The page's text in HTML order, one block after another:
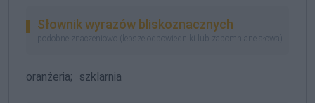
Słownik wyrazów bliskoznacznych
podobne znaczeniowo (lepsze odpowiedniki lub zapomniane słowa)
oranżeria; szklarnia